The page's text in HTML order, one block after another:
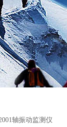
轴振动监测仪